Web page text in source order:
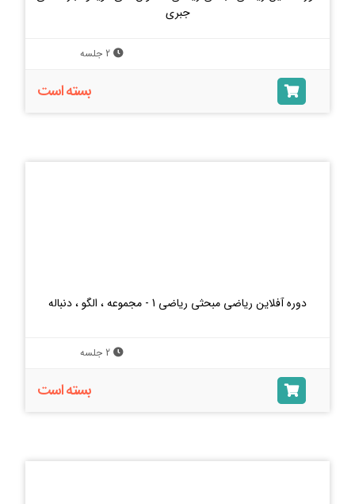
جبری
2 جلسه
بسته است
دوره آفلاین ریاضی مبحثی ریاضی 1 - مجموعه ، الگو ، دنباله
2 جلسه
بسته است